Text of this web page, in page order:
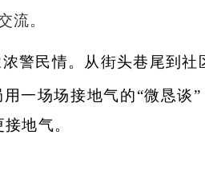
流。
警民情。从街头巷尾到
一场场接地气的“微恳谈
地气。